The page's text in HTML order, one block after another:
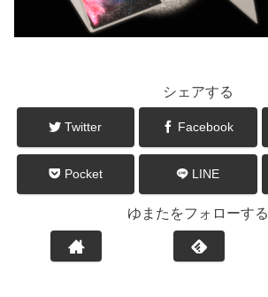
シェアする
Twitter Facebook
Pocket LINE
ゆまたをフォローする